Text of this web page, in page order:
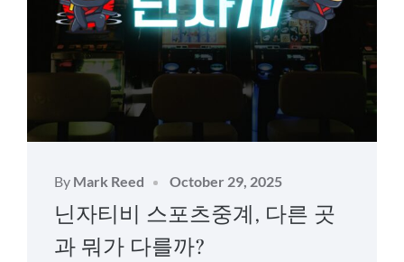
By Mark Reed
Posted
on
October 29, 2025
닌자티비 스포츠중계, 다른 곳
과 뭐가 다를까?